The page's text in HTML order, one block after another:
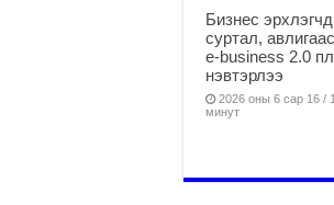
Бизнес
суртал,
е-business 2.0
нэвтэрлээ
2026 оны 6 сар 16 /
минут